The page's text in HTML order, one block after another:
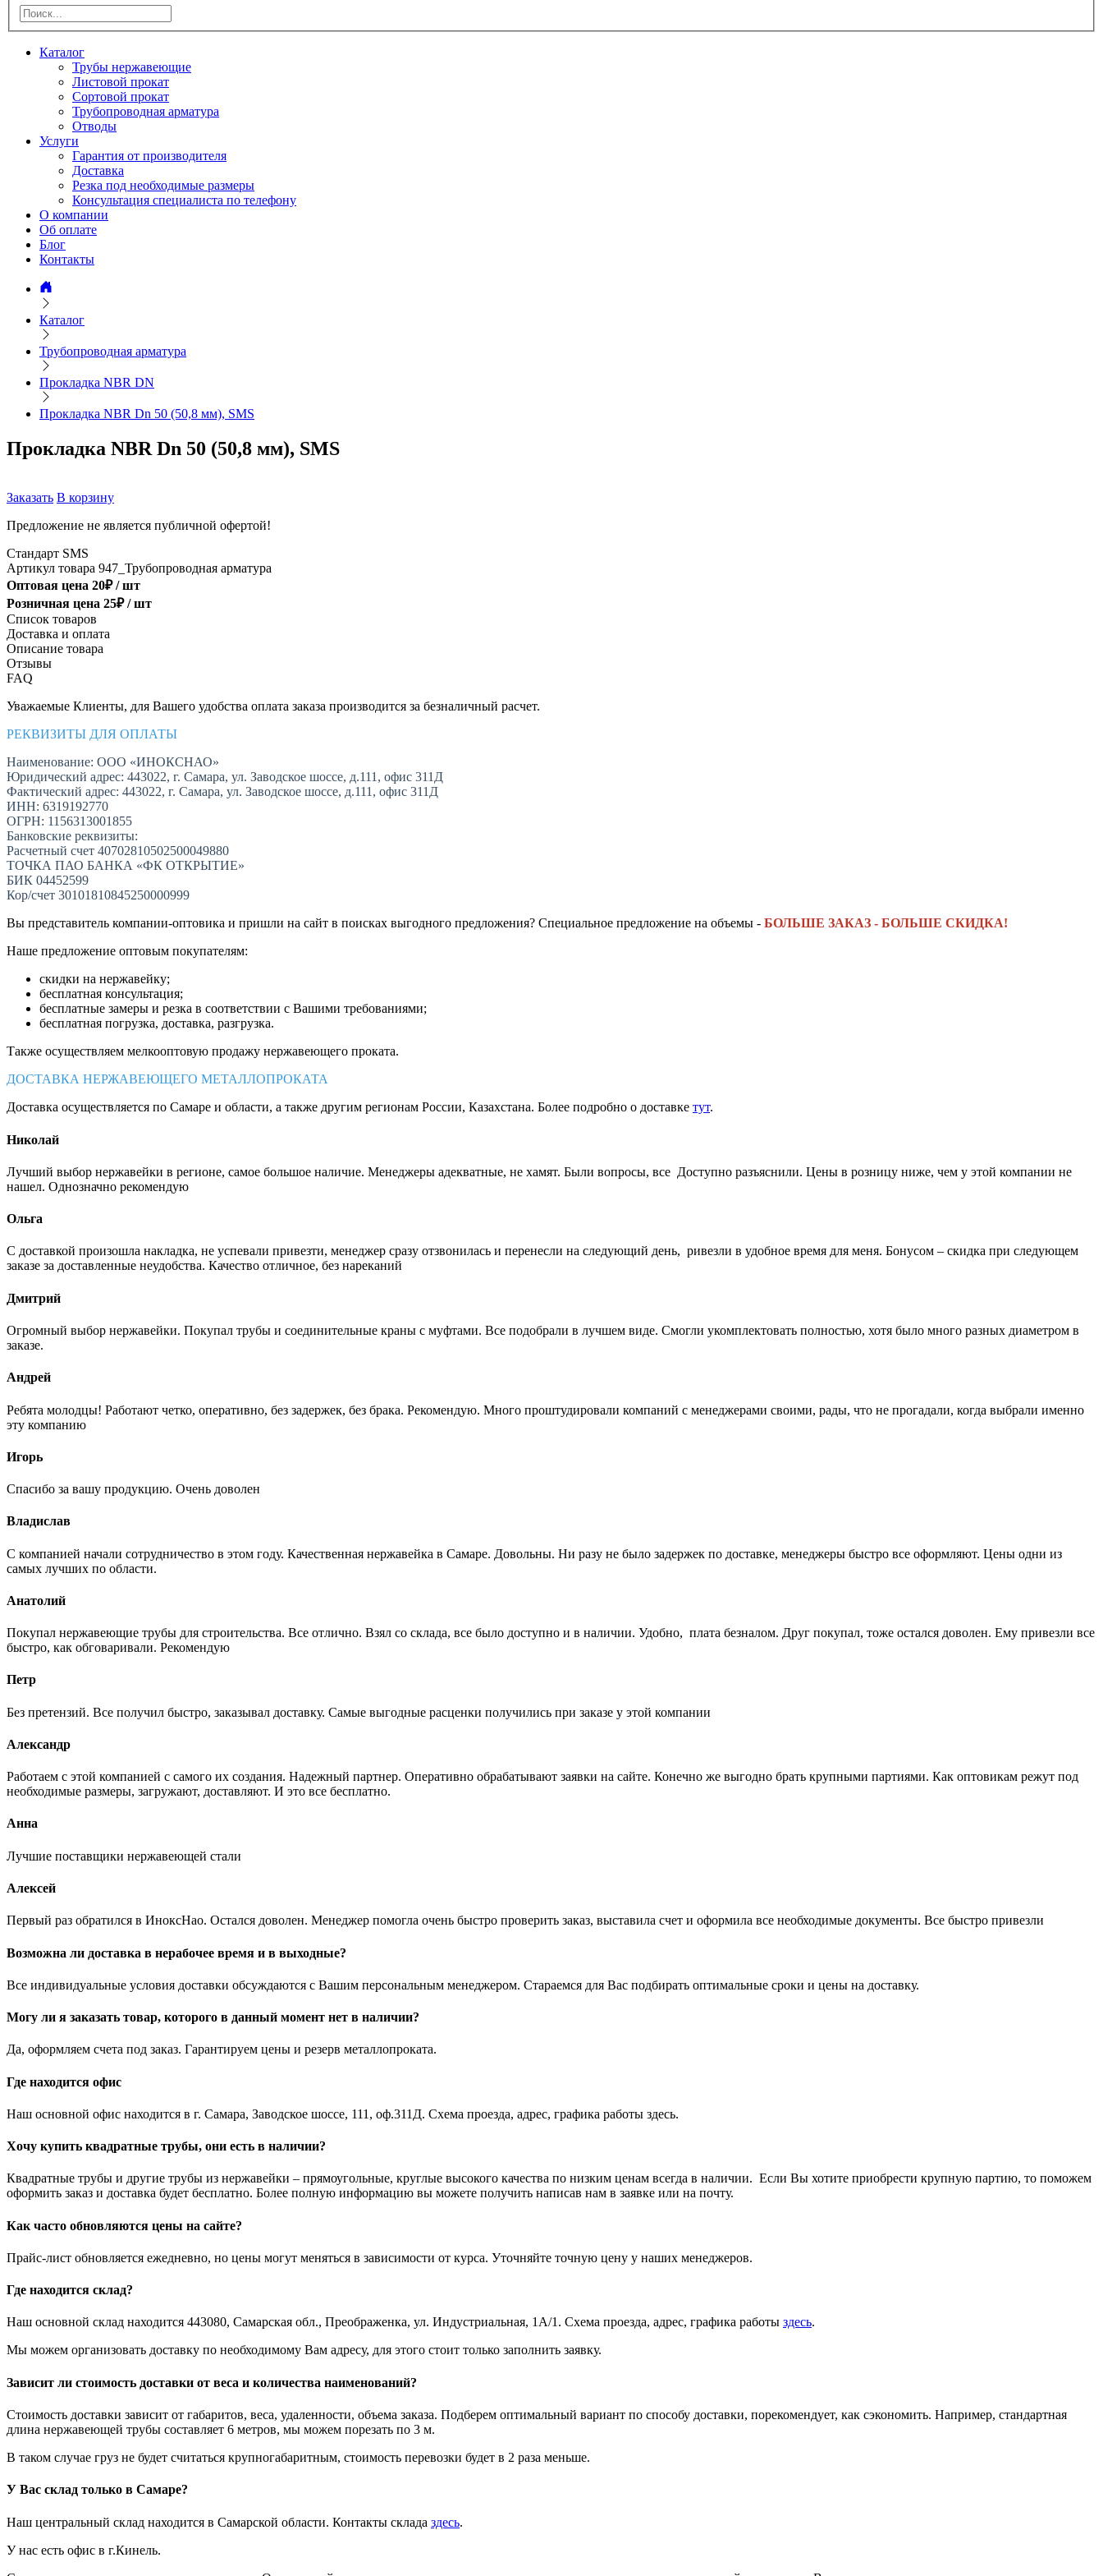
Каталог
Трубы нержавеющие
Листовой прокат
Сортовой прокат
Трубопроводная арматура
Отводы
Услуги
Гарантия от производителя
Доставка
Резка под необходимые размеры
Консультация специалиста по телефону
О компании
Об оплате
Блог
Контакты
Каталог
Трубопроводная арматура
Прокладка NBR DN
Прокладка NBR Dn 50 (50,8 мм), SMS
Прокладка NBR Dn 50 (50,8 мм), SMS
Заказать В корзину
Предложение не является публичной офертой!
Стандарт SMS
Артикул товара 947_Трубопроводная арматура
Оптовая цена 20₽ /шт
Розничная цена 25₽ /шт
Список товаров
Доставка и оплата
Описание товара
Отзывы
FAQ
Уважаемые Клиенты, для Вашего удобства оплата заказа производится за безналичный расчет.
РЕКВИЗИТЫ ДЛЯ ОПЛАТЫ
Наименование: ООО «ИНОКСНАО»
Юридический адрес: 443022, г. Самара, ул. Заводское шоссе, д.111, офис 311Д
Фактический адрес: 443022, г. Самара, ул. Заводское шоссе, д.111, офис 311Д
ИНН: 6319192770
ОГРН: 1156313001855
Банковские реквизиты:
Расчетный счет 40702810502500049880
ТОЧКА ПАО БАНКА «ФК ОТКРЫТИЕ»
БИК 04452599
Кор/счет 30101810845250000999
Вы представитель компании-оптовика и пришли на сайт в поисках выгодного предложения? Специальное предложение на объемы - БОЛЬШЕ ЗАКАЗ - БОЛЬШЕ СКИДКА!
Наше предложение оптовым покупателям:
скидки на нержавейку;
бесплатная консультация;
бесплатные замеры и резка в соответствии с Вашими требованиями;
бесплатная погрузка, доставка, разгрузка.
Также осуществляем мелкооптовую продажу нержавеющего проката.
ДОСТАВКА НЕРЖАВЕЮЩЕГО МЕТАЛЛОПРОКАТА
Доставка осуществляется по Самаре и области, а также другим регионам России, Казахстана. Более подробно о доставке тут.
Николай
Лучший выбор нержавейки в регионе, самое большое наличие. Менеджеры адекватные, не хамят. Были вопросы, все Доступно разъяснили. Цены в розницу ниже, чем у этой компании не
нашел. Однозначно рекомендую
Ольга
С доставкой произошла накладка, не успевали привезти, менеджер сразу отзвонилась и перенесли на следующий день, ривезли в удобное время для меня. Бонусом – скидка при следующем
заказе за доставленные неудобства. Качество отличное, без нареканий
Дмитрий
Огромный выбор нержавейки. Покупал трубы и соединительные краны с муфтами. Все подобрали в лучшем виде. Смогли укомплектовать полностью, хотя было много разных диаметром в
заказе.
Андрей
Ребята молодцы! Работают четко, оперативно, без задержек, без брака. Рекомендую. Много проштудировали компаний с менеджерами своими, рады, что не прогадали, когда выбрали именно
эту компанию
Игорь
Спасибо за вашу продукцию. Очень доволен
Владислав
С компанией начали сотрудничество в этом году. Качественная нержавейка в Самаре. Довольны. Ни разу не было задержек по доставке, менеджеры быстро все оформляют. Цены одни из
самых лучших по области.
Анатолий
Покупал нержавеющие трубы для строительства. Все отлично. Взял со склада, все было доступно и в наличии. Удобно, плата безналом. Друг покупал, тоже остался доволен. Ему привезли все
быстро, как обговаривали. Рекомендую
Петр
Без претензий. Все получил быстро, заказывал доставку. Самые выгодные расценки получились при заказе у этой компании
Александр
Работаем с этой компанией с самого их создания. Надежный партнер. Оперативно обрабатывают заявки на сайте. Конечно же выгодно брать крупными партиями. Как оптовикам режут под
необходимые размеры, загружают, доставляют. И это все бесплатно.
Анна
Лучшие поставщики нержавеющей стали
Алексей
Первый раз обратился в ИноксНао. Остался доволен. Менеджер помогла очень быстро проверить заказ, выставила счет и оформила все необходимые документы. Все быстро привезли
Возможна ли доставка в нерабочее время и в выходные?
Все индивидуальные условия доставки обсуждаются с Вашим персональным менеджером. Стараемся для Вас подбирать оптимальные сроки и цены на доставку.
Могу ли я заказать товар, которого в данный момент нет в наличии?
Да, оформляем счета под заказ. Гарантируем цены и резерв металлопроката.
Где находится офис
Наш основной офис находится в г. Самара, Заводское шоссе, 111, оф.311Д. Схема проезда, адрес, графика работы здесь.
Хочу купить квадратные трубы, они есть в наличии?
Квадратные трубы и другие трубы из нержавейки – прямоугольные, круглые высокого качества по низким ценам всегда в наличии. Если Вы хотите приобрести крупную партию, то поможем
оформить заказ и доставка будет бесплатно. Более полную информацию вы можете получить написав нам в заявке или на почту.
Как часто обновляются цены на сайте?
Прайс-лист обновляется ежедневно, но цены могут меняться в зависимости от курса. Уточняйте точную цену у наших менеджеров.
Где находится склад?
Наш основной склад находится 443080, Самарская обл., Преображенка, ул. Индустриальная, 1А/1. Схема проезда, адрес, графика работы здесь.
Мы можем организовать доставку по необходимому Вам адресу, для этого стоит только заполнить заявку.
Зависит ли стоимость доставки от веса и количества наименований?
Стоимость доставки зависит от габаритов, веса, удаленности, объема заказа. Подберем оптимальный вариант по способу доставки, порекомендует, как сэкономить. Например, стандартная
длина нержавеющей трубы составляет 6 метров, мы можем порезать по 3 м.
В таком случае груз не будет считаться крупногабаритным, стоимость перевозки будет в 2 раза меньше.
У Вас склад только в Самаре?
Наш центральный склад находится в Самарской области. Контакты склада здесь.
У нас есть офис в г.Кинель.